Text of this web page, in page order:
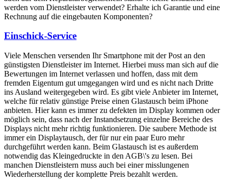
werden vom Dienstleister verwendet? Erhalte ich Garantie und eine
Rechnung auf die eingebauten Komponenten?
Einschick-Service
Viele Menschen versenden Ihr Smartphone mit der Post an den
günstigsten Dienstleister im Internet. Hierbei muss man sich auf die
Bewertungen im Internet verlassen und hoffen, dass mit dem
fremden Eigentum gut umgegangen wird und es nicht nach Dritte
ins Ausland weitergegeben wird. Es gibt viele Anbieter im Internet,
welche für relativ günstige Preise einen Glastausch beim iPhone
anbieten. Hier kann es immer zu defekten im Display kommen oder
möglich sein, dass nach der Instandsetzung einzelne Bereiche des
Displays nicht mehr richtig funktionieren. Die saubere Methode ist
immer ein Displaytausch, der für nur ein paar Euro mehr
durchgeführt werden kann. Beim Glastausch ist es außerdem
notwendig das Kleingedruckte in den AGB\'s zu lesen. Bei
manchen Dienstleistern muss auch bei einer misslungenen
Wiederherstellung der komplette Preis bezahlt werden.